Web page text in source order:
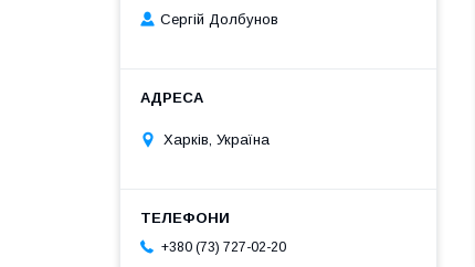
Сергій Долбунов
Харків, Україна
+380 (73) 727-02-20